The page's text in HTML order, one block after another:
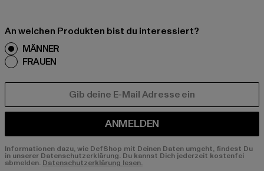
An welchen Produkten bist du interessiert?
MÄNNER
FRAUEN
ANMELDEN
Informationen dazu, wie DefShop mit Deinen Daten umgeht, findest Du
in unserer Datenschutzerklärung. Du kannst Dich jederzeit kostenfei
abmelden. Datenschutzerklärung lesen.